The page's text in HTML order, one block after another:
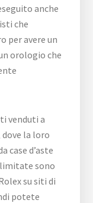
anche
che
per avere un
orologio che
venduti a
la loro
case d’aste
sono
su siti di
potete